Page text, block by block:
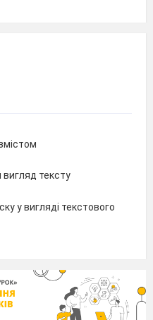
вигляд тексту
у вигляді текстового